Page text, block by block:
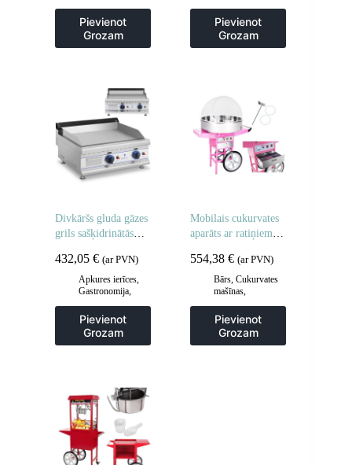
sildīšanas
plāksnes,Grila
šķīvji,Virtuve
Pievienot
Grozam
Pievienot
Grozam
Divkāršs gluda gāzes
grils sašķidrinātās
propāna-butāna 2 x
3000 30 mbarā
432,05 € (ar PVN)
Apkures ierīces
Gastronomija
sildīšanas
plāksnes,Grila
šķīvji,Virtuve
Pievienot
Grozam
Mobilais cukurvates
aparāts ar ratiņiem uz
554,38€ (ar PVN)
Bārs ,Cukurvates
mašīnas
Pievienot
Grozam